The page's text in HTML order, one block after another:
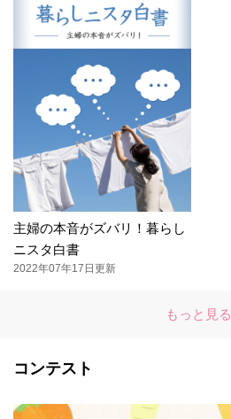
主婦の本音がズバリ！暮らし
ニスタ白書
2022年07年17日更新
もっと見る
コンテスト